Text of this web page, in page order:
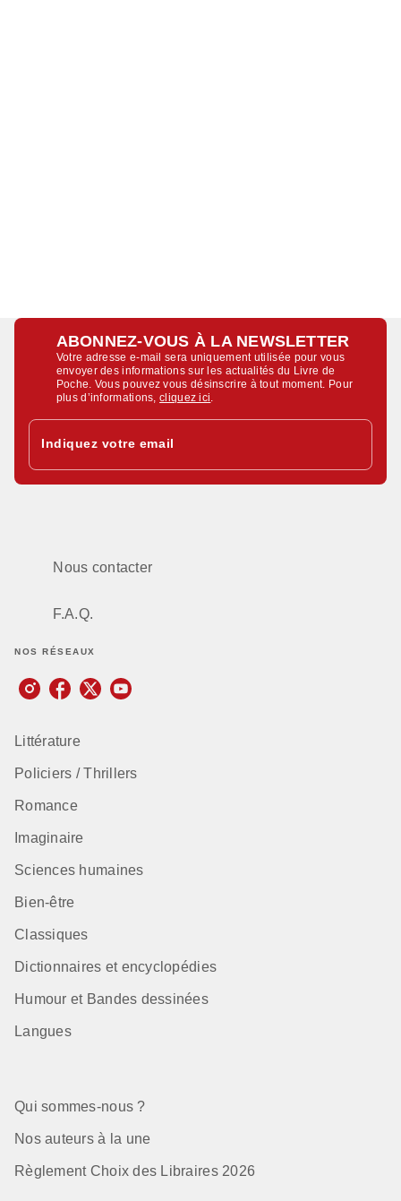
ABONNEZ-VOUS À LA NEWSLETTER
Votre adresse e-mail sera uniquement utilisée pour vous
envoyer des informations sur les actualités du Livre de
Poche. Vous pouvez vous désinscrire à tout moment. Pour
plus d’informations,cliquez ici
Indiquez votre email
Nous contacter
F.A.Q.
NOS RÉSEAUX
Littérature
Policiers / Thrillers
Romance
Imaginaire
Sciences humaines
Bien-être
Classiques
Dictionnaires et encyclopédies
Humour et Bandes dessinées
Langues
Qui sommes-nous ?
Nos auteurs à la une
Règlement Choix des Libraires 2026